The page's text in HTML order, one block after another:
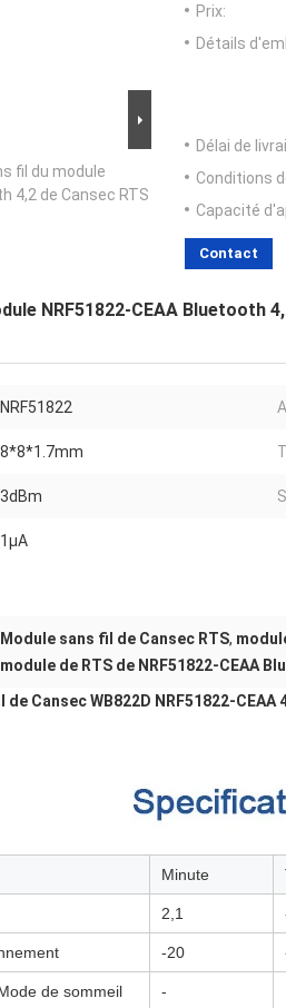
fil du module
4,2 de Cansec RTS
Prix:
Détails
Délai de
Conditions
Capacité
Contact
NRF51822-CEAA Bluetooth
NRF51822
8*8*1.7mm
3dBm
1μA
Module sans fil de Cansec RTS,
module de RTS de NRF51822-CEAA
Cansec WB822D NRF51822-CEAA
Minute
2,1
-20
de sommeil -